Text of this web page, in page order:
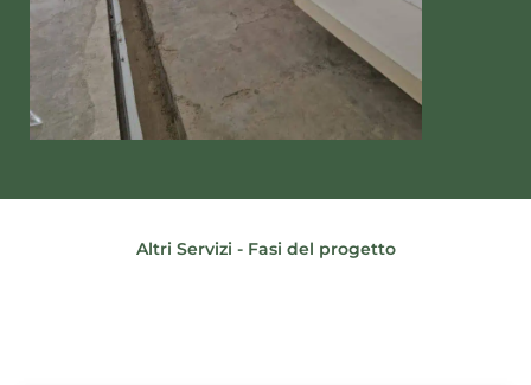
Altri Servizi - Fasi del progetto